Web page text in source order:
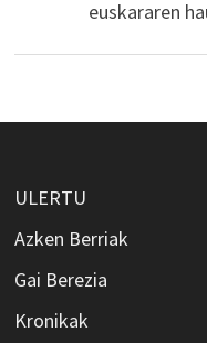
euskararen
ULERTU
Azken Berriak
Gai Berezia
Kronikak